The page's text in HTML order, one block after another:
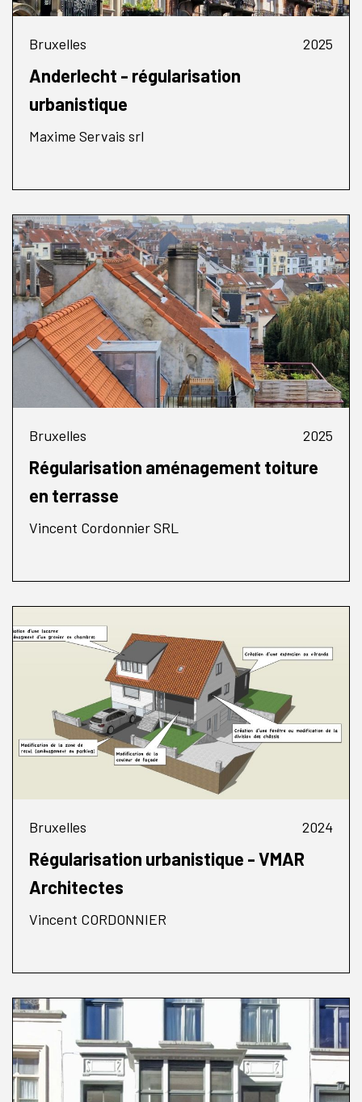
Bruxelles 2025
Anderlecht - régularisation
urbanistique
Maxime Servais srl
Bruxelles 2025
Régularisation aménagement toiture
en terrasse
Vincent Cordonnier SRL
Bruxelles 2024
Régularisation urbanistique - VMAR
Architectes
Vincent CORDONNIER